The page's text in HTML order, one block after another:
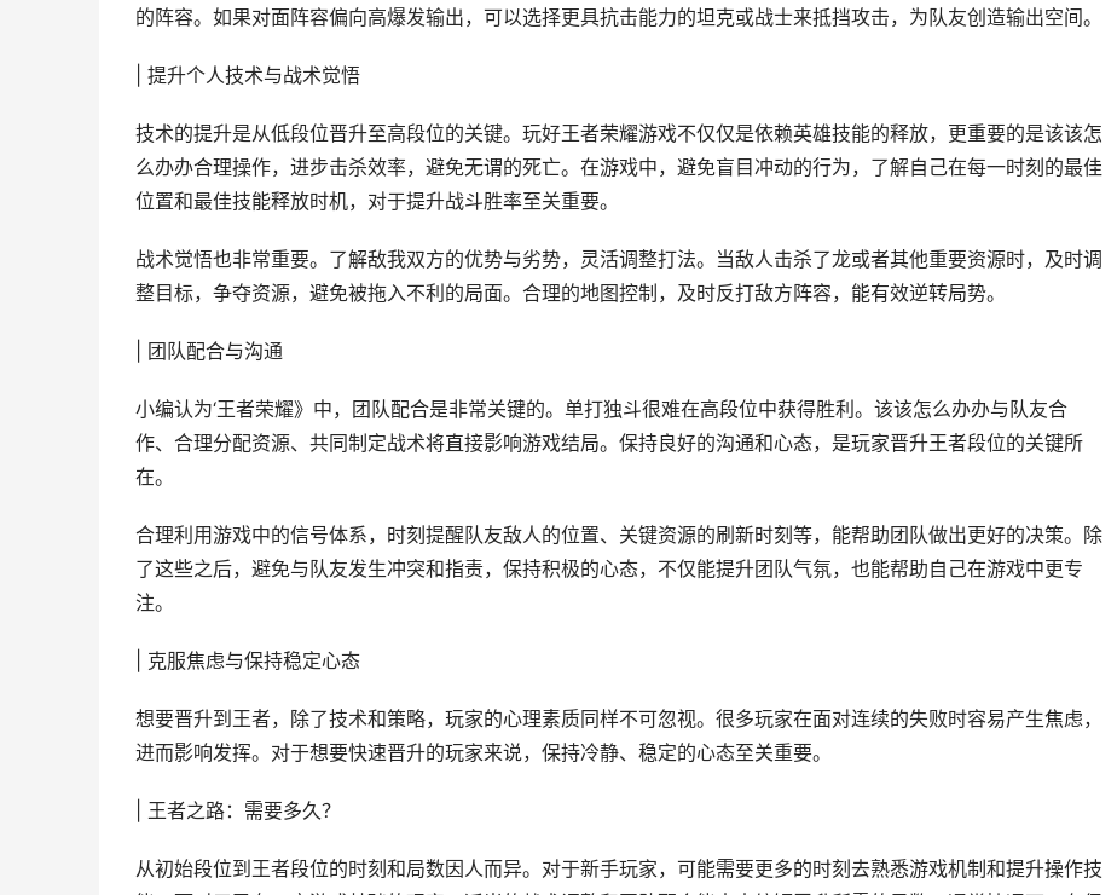
的阵容。如果对面阵容偏向高爆发输出，可以选择更具抗击能力的坦克或战士来抵挡攻击，为队友创造输出空间。
| 提升个人技术与战术觉悟
技术的提升是从低段位晋升至高段位的关键。玩好王者荣耀游戏不仅仅是依赖英雄技能的释放，更重要的是该该怎
么办办合理操作，进步击杀效率，避免无谓的死亡。在游戏中，避免盲目冲动的行为，了解自己在每一时刻的最佳
位置和最佳技能释放时机，对于提升战斗胜率至关重要。
战术觉悟也非常重要。了解敌我双方的优势与劣势，灵活调整打法。当敌人击杀了龙或者其他重要资源时，及时调
整目标，争夺资源，避免被拖入不利的局面。合理的地图控制，及时反打敌方阵容，能有效逆转局势。
| 团队配合与沟通
小编认为‘王者荣耀》中，团队配合是非常关键的。单打独斗很难在高段位中获得胜利。该该怎么办办与队友合
作、合理分配资源、共同制定战术将直接影响游戏结局。保持良好的沟通和心态，是玩家晋升王者段位的关键所
在。
合理利用游戏中的信号体系，时刻提醒队友敌人的位置、关键资源的刷新时刻等，能帮助团队做出更好的决策。除
了这些之后，避免与队友发生冲突和指责，保持积极的心态，不仅能提升团队气氛，也能帮助自己在游戏中更专
注。
| 克服焦虑与保持稳定心态
想要晋升到王者，除了技术和策略，玩家的心理素质同样不可忽视。很多玩家在面对连续的失败时容易产生焦虑，
进而影响发挥。对于想要快速晋升的玩家来说，保持冷静、稳定的心态至关重要。
| 王者之路：需要多久？
从初始段位到王者段位的时刻和局数因人而异。对于新手玩家，可能需要更多的时刻去熟悉游戏机制和提升操作技